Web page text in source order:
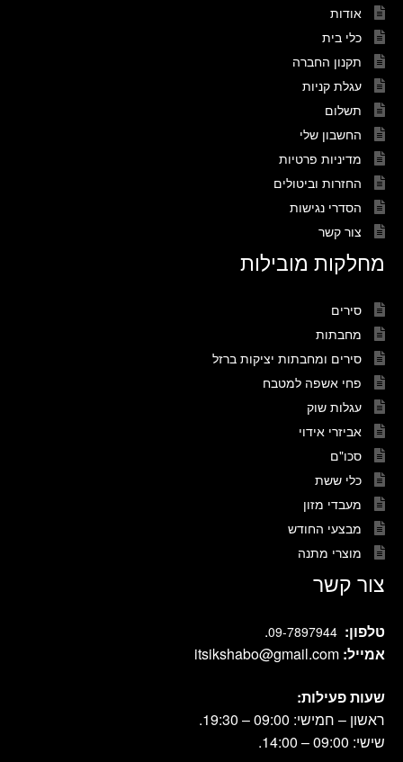
אודות
כלי בית
תקנון החברה
עגלת קניות
תשלום
החשבון שלי
מדיניות פרטיות
החזרות וביטולים
הסדרי נגישות
צור קשר
מחלקות מובילות
סירים
מחבתות
סירים ומחבתות יציקות ברזל
פחי אשפה למטבח
עגלות שוק
אביזרי אידוי
סכו"ם
כלי ששת
מעבדי מזון
מבצעי החודש
מוצרי מתנה
צור קשר
טלפון: 09-7897944
.
אמייל: itsikshabo@gmail.com
שעות פעילות:
ראשון – חמישי: 09:00 – 19:30.
שישי: 09:00 – 14:00.